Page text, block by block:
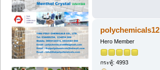
polychemicals12
Hero Member
กระทู้: 4993